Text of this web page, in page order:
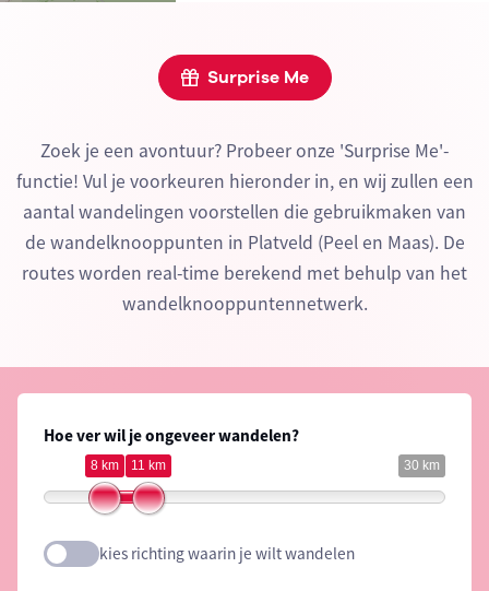
Surprise Me
Zoek je een avontuur? Probeer onze 'Surprise Me'-
functie! Vul je voorkeuren hieronder in, en wij zullen een
aantal wandelingen voorstellen die gebruikmaken van
de wandelknooppunten in Platveld (Peel en Maas). De
routes worden real-time berekend met behulp van het
wandelknooppuntennetwerk.
Hoe ver wil je ongeveer wandelen?
30 km
8 km 11 km
kies richting waarin je wilt wandelen